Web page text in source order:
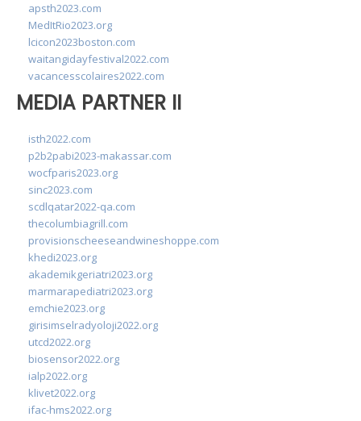
apsth2023.com
MedItRio2023.org
lcicon2023boston.com
waitangidayfestival2022.com
vacancesscolaires2022.com
MEDIA PARTNER II
isth2022.com
p2b2pabi2023-makassar.com
wocfparis2023.org
sinc2023.com
scdlqatar2022-qa.com
thecolumbiagrill.com
provisionscheeseandwineshoppe.com
khedi2023.org
akademikgeriatri2023.org
marmarapediatri2023.org
emchie2023.org
girisimselradyoloji2022.org
utcd2022.org
biosensor2022.org
ialp2022.org
klivet2022.org
ifac-hms2022.org